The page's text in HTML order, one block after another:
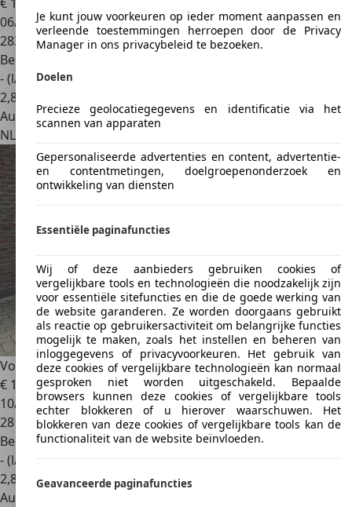
06/2010
283.119 km
Benzine
- (l/100 km)
2,8
Autobedrijf
NL 4905 AA
Oosterhout
Volkswagen Golf Variant1.2 TSI Highline BlueMotion
€ 1.995
10/2010
281.495 km
Benzine
- (l/100 km)
2,8
Autobedrijf
Je kunt jouw voorkeuren op ieder moment aanpassen en
verleende toestemmingen herroepen door de Privacy
Manager in ons privacybeleid te bezoeken.
Doelen
Precieze geolocatiegegevens en identificatie via het
scannen van apparaten
Gepersonaliseerde advertenties en content, advertentie-
en contentmetingen, doelgroepenonderzoek en
ontwikkeling van diensten
Essentiële paginafuncties
Wij of deze aanbieders gebruiken cookies of
vergelijkbare tools en technologieën die noodzakelijk zijn
voor essentiële sitefuncties en die de goede werking van
de website garanderen. Ze worden doorgaans gebruikt
als reactie op gebruikersactiviteit om belangrijke functies
mogelijk te maken, zoals het instellen en beheren van
inloggegevens of privacyvoorkeuren. Het gebruik van
deze cookies of vergelijkbare technologieën kan normaal
gesproken niet worden uitgeschakeld. Bepaalde
browsers kunnen deze cookies of vergelijkbare tools
echter blokkeren of u hierover waarschuwen. Het
blokkeren van deze cookies of vergelijkbare tools kan de
functionaliteit van de website beïnvloeden.
Geavanceerde paginafuncties